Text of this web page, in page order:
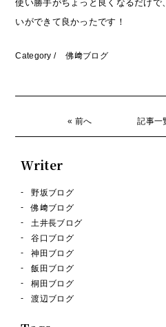
使い勝手がちょっと良くなるだけ
いができて良かったです！
Category / 佛﨑ブログ
« 前へ 記事一
Writer
野坂ブログ
佛﨑ブログ
土井長ブログ
谷口ブログ
神田ブログ
飯田ブログ
桐田ブログ
渡辺ブログ